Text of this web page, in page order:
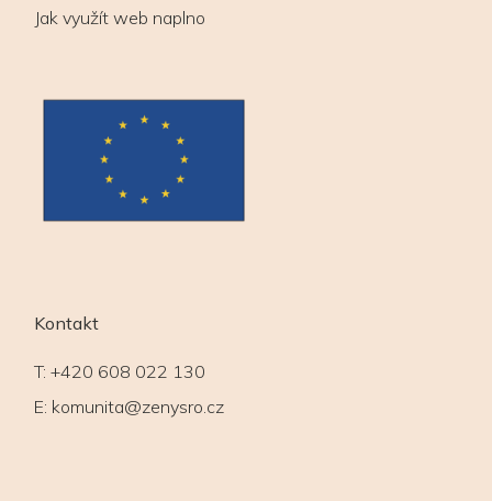
Jak využít web naplno
Kontakt
T: +420 608 022 130
E: komunita@zenysro.cz